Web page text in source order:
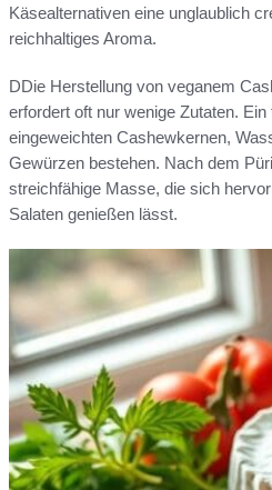
Käsealternativen eine unglaublich
reichhaltiges Aroma.
DDie Herstellung von veganem
erfordert oft nur wenige Zutaten.
eingeweichten Cashewkernen,
Gewürzen bestehen. Nach dem
streichfähige Masse, die sich
Salaten genießen lässt.